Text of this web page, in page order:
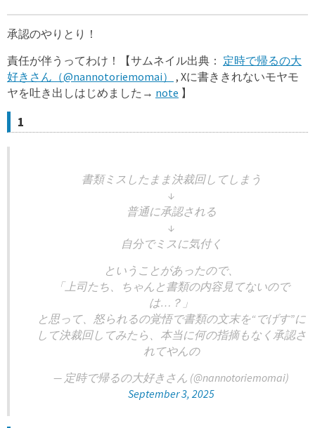
承認のやりとり！
責任が伴うってわけ！【サムネイル出典： 定時で帰るの大
好きさん（@nannotoriemomai）
, Xに書ききれないモヤモ
ヤを吐き出しはじめました→ note 】
1
書類ミスしたまま決裁回してしまう
↓
普通に承認される
↓
自分でミスに気付く
ということがあったので、
「上司たち、ちゃんと書類の内容見てないので
は…？」
と思って、怒られるの覚悟で書類の文末を“でげす”に
して決裁回してみたら、本当に何の指摘もなく承認さ
れてやんの
— 定時で帰るの大好きさん (@nannotoriemomai)
September 3, 2025